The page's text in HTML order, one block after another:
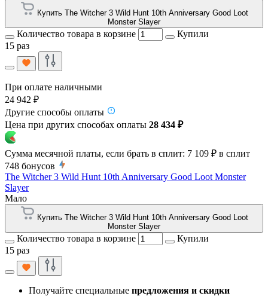
Купить The Witcher 3 Wild Hunt 10th Anniversary Good Loot
Monster Slayer
Количество товара в корзине
Купили
15 раз
При оплате наличными
24 942 ₽
Другие способы оплаты
Цена при других способах оплаты 28 434 ₽
Сумма месячной платы, если брать в сплит: 7 109 ₽ в сплит
748 бонусов
The Witcher 3 Wild Hunt 10th Anniversary Good Loot Monster
Slayer
Мало
Купить The Witcher 3 Wild Hunt 10th Anniversary Good Loot
Monster Slayer
Количество товара в корзине
Купили
15 раз
Получайте специальные предложения и скидки